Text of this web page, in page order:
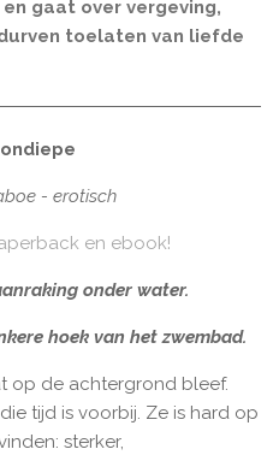
gaat over vergeving,
toelaten van liefde
- erotisch
en ebook!
onder water.
hoek van het zwembad.
op de achtergrond bleef.
tijd is voorbij. Ze is hard op
sterker,